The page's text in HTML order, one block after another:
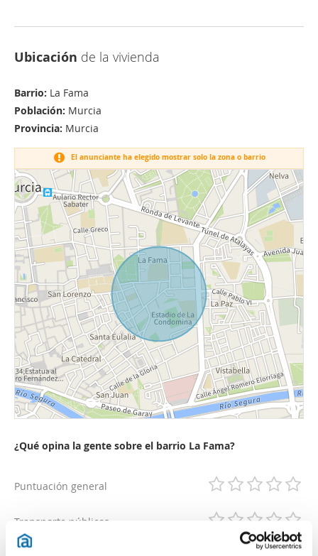
Ubicación de la vivienda
Barrio: La Fama
Población: Murcia
Provincia: Murcia
El anunciante ha elegido mostrar solo la zona o barrio
¿Qué opina la gente sobre el barrio La Fama?
Puntuación general
Transporte públicos